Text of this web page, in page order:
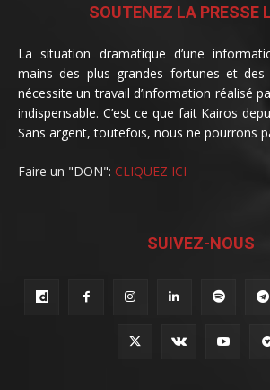
SOUTENEZ LA PRESSE
La situation dramatique d’une
mains des plus grandes fortunes et des
nécessite un travail d’information réalisé
indispensable. C’est ce que fait Kairos
Sans argent, toutefois, nous ne pourrons
Faire un "DON": CLIQUEZ ICI
SUIVEZ-NOUS